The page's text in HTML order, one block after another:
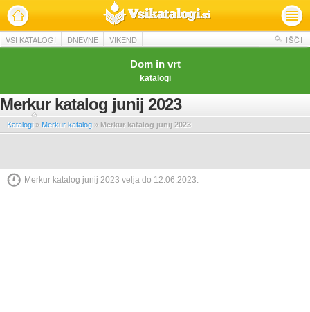
VSI KATALOGI DNEVNE VIKEND IŠČI
Dom in vrt
katalogi
Merkur katalog junij 2023
Katalogi » Merkur katalog » Merkur katalog junij 2023
Merkur katalog junij 2023 velja do 12.06.2023.